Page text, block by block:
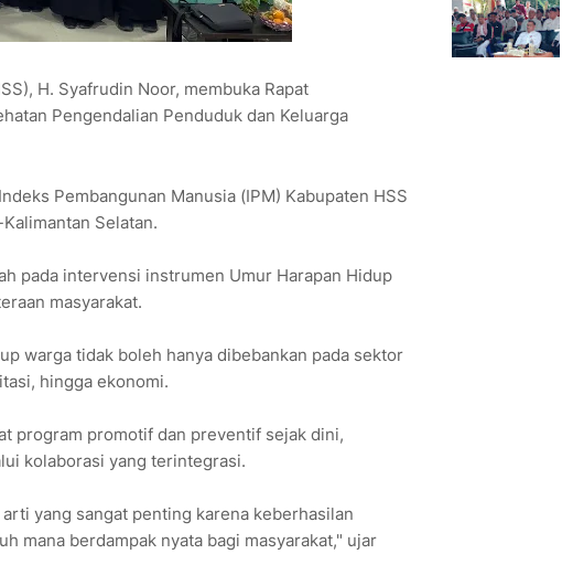
H. Syafrudin Noor, membuka Rapat
Pengendalian Penduduk dan Keluarga
Pembangunan Manusia (IPM) Kabupaten HSS
Selatan.
pada intervensi instrumen Umur Harapan Hidup
masyarakat.
warga tidak boleh hanya dibebankan pada sektor
hingga ekonomi.
program promotif dan preventif sejak dini,
kolaborasi yang terintegrasi.
yang sangat penting karena keberhasilan
mana berdampak nyata bagi masyarakat," ujar